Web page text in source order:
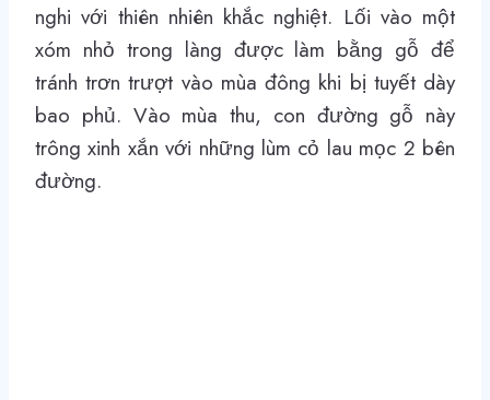
nghi với thiên nhiên khắc nghiệt. Lối vào một
xóm nhỏ trong làng được làm bằng gỗ để
tránh trơn trượt vào mùa đông khi bị tuyết dày
bao phủ. Vào mùa thu, con đường gỗ này
trông xinh xắn với những lùm cỏ lau mọc 2 bên
đường.